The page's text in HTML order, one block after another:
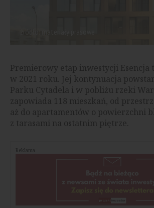
Premierowy etap inwestycji Esencja
w 2021 roku. Jej kontynuacja
Parku Cytadela i w pobliżu rzeki
zapowiada 118 mieszkań, od
aż do apartamentów o powierzchni
z tarasami na ostatnim piętrze.
Reklama